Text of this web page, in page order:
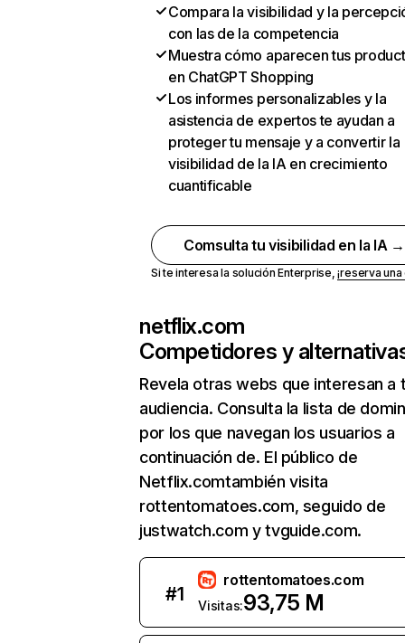
Compara la visibilidad y la
con las de la competencia
Muestra cómo aparecen tus
en ChatGPT Shopping
Los informes personalizables y la
asistencia de expertos te ayudan a
proteger tu mensaje y a convertir la
visibilidad de la IA en crecimiento
cuantificable
Comsulta tu visibilidad en la IA →
Si te interesa la solución Enterprise,¡reserva
netflix.com
Competidores y
Revela otras webs que interesan a
audiencia. Consulta la lista de
por los que navegan los usuarios a
continuación de. El público de
Netflix.comtambién visita
rottentomatoes.com, seguido de
justwatch.com y tvguide.com.
#1
rottentomatoes.com
Visitas:93,75 M